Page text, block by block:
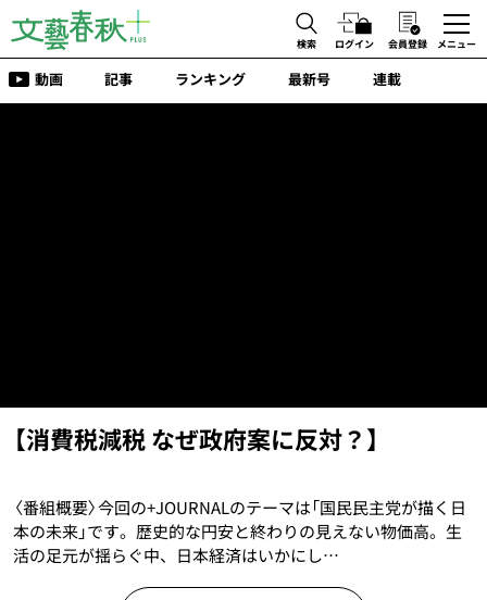
検索 ログイン 会員登録 メニュー
動画 記事 ランキング 最新号 連載
【消費税減税 なぜ政府案に反対？】
〈番組概要〉今回の+JOURNALのテーマは「国民民主党が描く日
本の未来」です。歴史的な円安と終わりの見えない物価高。生
活の足元が揺らぐ中、日本経済はいかにし…